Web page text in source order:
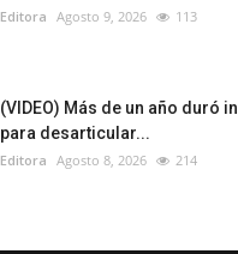
Editora Agosto 9, 2026 113
(VIDEO) Más de un año duró
para desarticular...
Editora Agosto 8, 2026 214